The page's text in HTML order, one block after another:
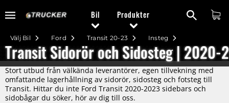
Bil Produkter
Insteg
Transit 20-23
Ford
Välj Bil
Transit Sidorör och Sidosteg | 2020-
Stort utbud från välkända leverantörer, egen tillvekning med
omfattande lagerhållning av sidorör, sidosteg och fotsteg till
Transit. Hittar du inte Ford Transit 2020-2023 sidebars och
sidobågar du söker, hör av dig till oss.